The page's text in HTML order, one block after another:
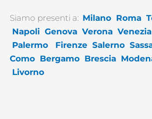
Siamo presenti a: Milano Roma
Napoli Genova Verona Venezia
Palermo
Firenze Salerno
Como Bergamo Brescia
Livorno